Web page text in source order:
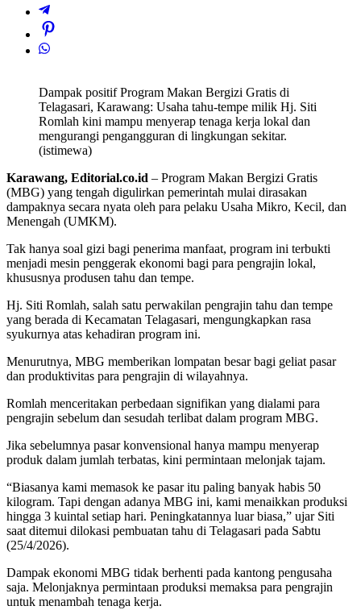
Dampak positif Program Makan Bergizi Gratis di
Telagasari, Karawang: Usaha tahu-tempe milik Hj. Siti
Romlah kini mampu menyerap tenaga kerja lokal dan
mengurangi pengangguran di lingkungan sekitar.
(istimewa)
Karawang, Editorial.co.id – Program Makan Bergizi Gratis
(MBG) yang tengah digulirkan pemerintah mulai dirasakan
dampaknya secara nyata oleh para pelaku Usaha Mikro, Kecil, dan
Menengah (UMKM).
Tak hanya soal gizi bagi penerima manfaat, program ini terbukti
menjadi mesin penggerak ekonomi bagi para pengrajin lokal,
khususnya produsen tahu dan tempe.
Hj. Siti Romlah, salah satu perwakilan pengrajin tahu dan tempe
yang berada di Kecamatan Telagasari, mengungkapkan rasa
syukurnya atas kehadiran program ini.
Menurutnya, MBG memberikan lompatan besar bagi geliat pasar
dan produktivitas para pengrajin di wilayahnya.
Romlah menceritakan perbedaan signifikan yang dialami para
pengrajin sebelum dan sesudah terlibat dalam program MBG.
Jika sebelumnya pasar konvensional hanya mampu menyerap
produk dalam jumlah terbatas, kini permintaan melonjak tajam.
“Biasanya kami memasok ke pasar itu paling banyak habis 50
kilogram. Tapi dengan adanya MBG ini, kami menaikkan produksi
hingga 3 kuintal setiap hari. Peningkatannya luar biasa,” ujar Siti
saat ditemui dilokasi pembuatan tahu di Telagasari pada Sabtu
(25/4/2026).
Dampak ekonomi MBG tidak berhenti pada kantong pengusaha
saja. Melonjaknya permintaan produksi memaksa para pengrajin
untuk menambah tenaga kerja.